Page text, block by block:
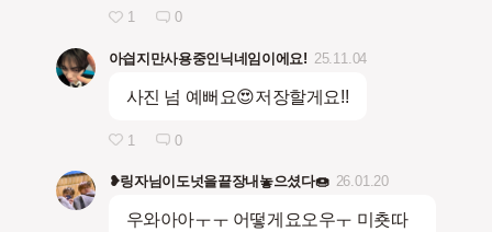
1 0
아싑지만사용중인닉네임이에요! 25.11.04
사진 넘 예뻐요😍저장할게요!!
1 0
❥링자님이도넛을끝장내놓으셨다🍩 26.01.20
우와아아ㅜㅜ 어떻게요오우ㅜ 미춋따